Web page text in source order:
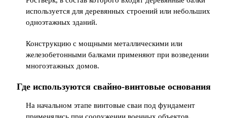
используется для деревянных строений или небольших
одноэтажных зданий.
Конструкцию с мощными металлическими или
железобетонными балками применяют при возведении
многоэтажных домов.
Где используются свайно-винтовые основания
На начальном этапе винтовые сваи под фундамент